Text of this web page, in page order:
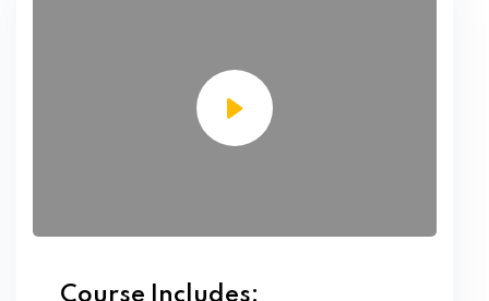
Course Includes: